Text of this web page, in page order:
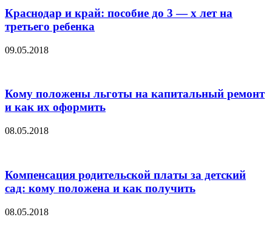
Краснодар и край: пособие до 3 — х лет на
третьего ребенка
09.05.2018
Кому положены льготы на капитальный ремонт
и как их оформить
08.05.2018
Компенсация родительской платы за детский
сад: кому положена и как получить
08.05.2018